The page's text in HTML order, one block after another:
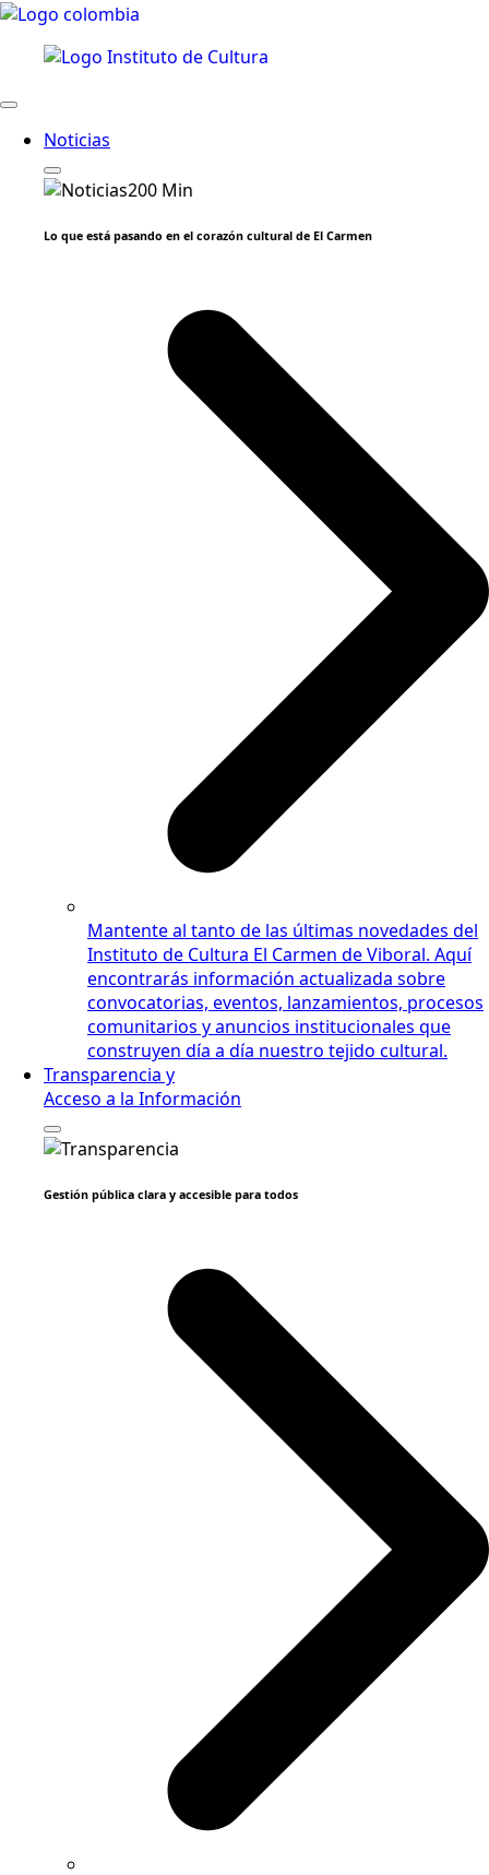
Noticias
Lo que está pasando en el corazón cultural de El Carmen
Mantente al tanto de las últimas novedades del
Instituto de Cultura El Carmen de Viboral. Aquí
encontrarás información actualizada sobre
convocatorias, eventos, lanzamientos, procesos
comunitarios y anuncios institucionales que
construyen día a día nuestro tejido cultural.
Transparencia y
Acceso a la Información
Gestión pública clara y accesible para todos